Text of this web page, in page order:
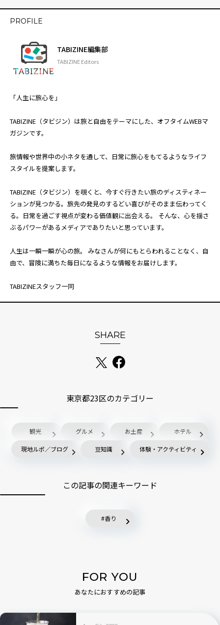
PROFILE
TABIZINE編集部
TABIZINE Editors
「人生に旅心を」
TABIZINE（タビジン）は旅と自由をテーマにした、オフタイムWEBマ
ガジンです。
旅情報や世界中の小ネタを通して、日常に旅心をもてるようなライフ
スタイルを提案します。
TABIZINE（タビジン）を覗くと、今すぐ行きたい旅のディスティネー
ションが見つかる。旅先の発見のするどい喜びがそのまま伝わってく
る。日常を過ごす視点が変わる価値観に出会える。 そんな、心を揺さ
ぶるパワーがあるメディアでありたいと思っています。
人生は一瞬一瞬が心の旅。 みなさんが何にもとらわれることなく、自
由で、冒険に満ちた毎日になるような情報をお届けします。
TABIZINEスタッフ一同
SHARE
東京都23区のカテゴリー
観光 グルメ お土産 ホテル
現地ルポ／ブログ 豆知識 体験・アクティビティ
この記事の関連キーワード
香り
FOR YOU
あなたにおすすめの記事